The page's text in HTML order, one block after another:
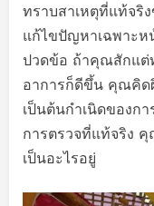
ทราบสาเหตุที่แท้จริ
แก้ไขปัญหาเฉพาะห
ปวดข้อ ถ้าคุณสักแต่
อาการก็ดีขึ้น คุณคิด
เป็นต้นกำเนิดของก
การตรวจที่แท้จริง คุ
เป็นอะไรอยู่